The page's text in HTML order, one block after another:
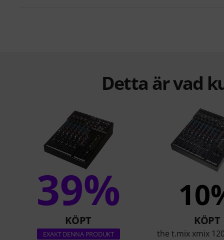
Detta är vad
39%
KÖPT
EXAKT DENNA PRODUKT
KÖPT
the t.mix xmix